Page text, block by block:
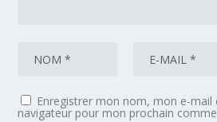
Enregistrer mon nom, mon e-mail
navigateur pour mon prochain